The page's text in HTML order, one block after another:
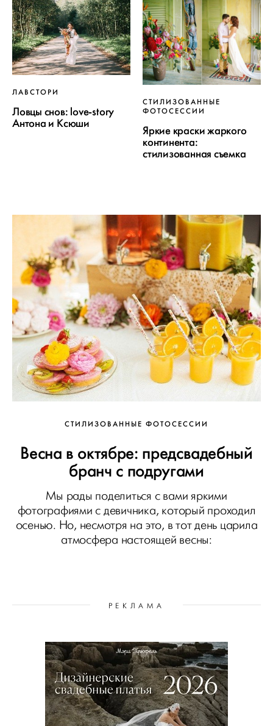
ЛАВСТОРИ
Ловцы снов: love-story
Антона и Ксюши
СТИЛИЗОВАННЫЕ
ФОТОСЕССИИ
Яркие краски жаркого
континента:
стилизованная съемка
СТИЛИЗОВАННЫЕ ФОТОСЕССИИ
Весна в октябре: предсвадебный
бранч с подругами
Мы рады поделиться с вами яркими
фотографиями с девичника, который проходил
осенью. Но, несмотря на это, в тот день царила
атмосфера настоящей весны:
РЕКЛАМА